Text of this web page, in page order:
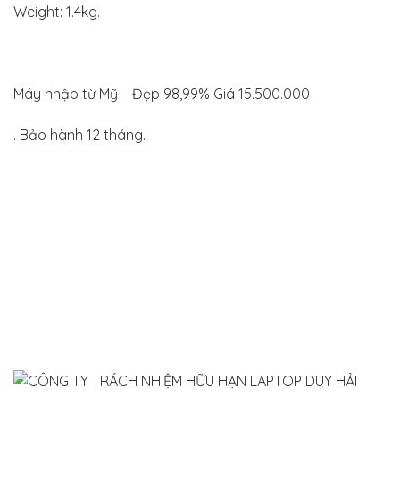
Weight: 1.4kg.
Máy nhập từ Mỹ – Đẹp 98,99% Giá 15.500.000
. Bảo hành 12 tháng.